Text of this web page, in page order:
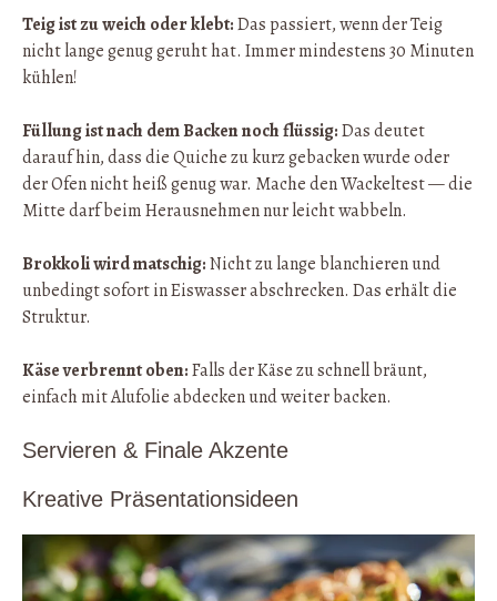
Teig ist zu weich oder klebt:Das passiert, wenn der Teig
nicht lange genug geruht hat. Immer mindestens 30 Minuten
kühlen!
Füllung ist nach dem Backen noch flüssig:Das deutet
darauf hin, dass die Quiche zu kurz gebacken wurde oder
der Ofen nicht heiß genug war. Mache den Wackeltest — die
Mitte darf beim Herausnehmen nur leicht wabbeln.
Brokkoli wird matschig:Nicht zu lange blanchieren und
unbedingt sofort in Eiswasser abschrecken. Das erhält die
Struktur.
Käse verbrennt oben:Falls der Käse zu schnell bräunt,
einfach mit Alufolie abdecken und weiter backen.
Servieren & Finale Akzente
Kreative Präsentationsideen